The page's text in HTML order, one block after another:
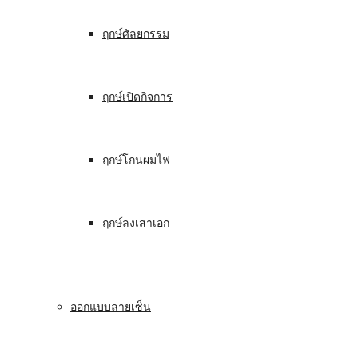
ฤกษ์ศัลยกรรม
ฤกษ์เปิดกิจการ
ฤกษ์โกนผมไฟ
ฤกษ์ลงเสาเอก
ออกแบบลายเซ็น